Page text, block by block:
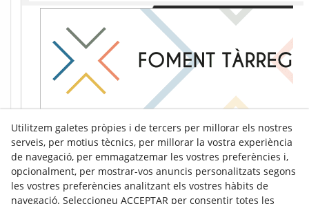
Utilitzem galetes pròpies i de tercers per millorar els nostres
serveis, per motius tècnics, per millorar la vostra experiència
de navegació, per emmagatzemar les vostres preferències i,
opcionalment, per mostrar-vos anuncis personalitzats segons
les vostres preferències analitzant els vostres hàbits de
navegació. Seleccioneu ACCEPTAR per consentir totes les